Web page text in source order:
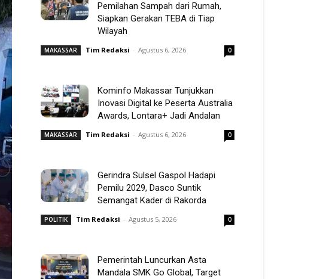
Pemilahan Sampah dari Rumah,
Siapkan Gerakan TEBA di Tiap
Wilayah
MAKASSAR Tim Redaksi - Agustus 6, 2026 0
Kominfo Makassar Tunjukkan
Inovasi Digital ke Peserta Australia
Awards, Lontara+ Jadi Andalan
MAKASSAR Tim Redaksi - Agustus 6, 2026 0
Gerindra Sulsel Gaspol Hadapi
Pemilu 2029, Dasco Suntik
Semangat Kader di Rakorda
POLITIK Tim Redaksi - Agustus 5, 2026 0
Pemerintah Luncurkan Asta
Mandala SMK Go Global, Target